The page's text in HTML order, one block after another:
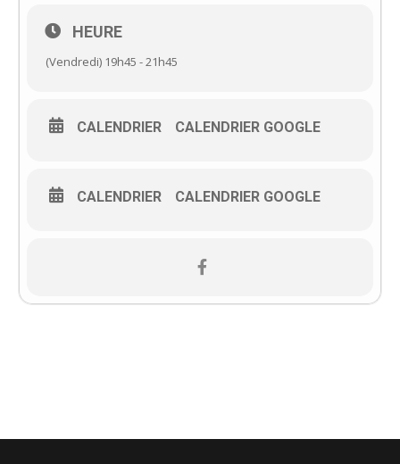
HEURE
(Vendredi) 19h45 - 21h45
CALENDRIER CALENDRIER GOOGLE
CALENDRIER CALENDRIER GOOGLE